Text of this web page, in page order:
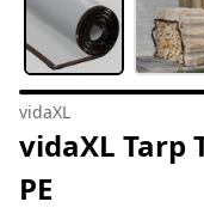
vidaXL
vidaXL Tarp
PE